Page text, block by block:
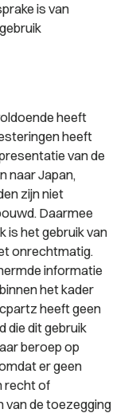
is van
heeft
heeft
van de
naar Japan,
zijn niet
Daarmee
is het gebruik van
onrechtmatig.
informatie
het kader
heeft geen
die dit gebruik
beroep op
er geen
recht of
van de toezegging